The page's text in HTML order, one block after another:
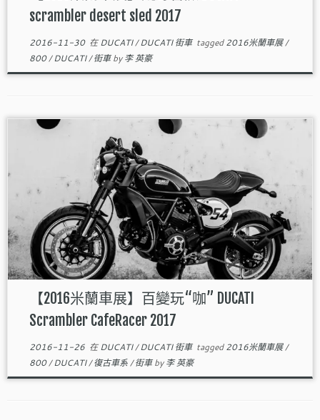
scrambler desert sled 2017
2016-11-30在DUCATI/DUCATI 街車 tagged2016米蘭車展/
800/DUCATI/街車by李 英豪
【2016米蘭車展】百變玩“咖” DUCATI
Scrambler CafeRacer 2017
2016-11-26在DUCATI/DUCATI 街車 tagged2016米蘭車展/
800/DUCATI/復古車系/街車by李 英豪